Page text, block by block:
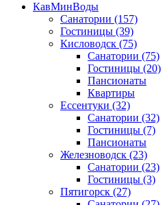
КавМинВоды
Санатории (157)
Гостиницы (39)
Кисловодск (75)
Санатории (75)
Гостиницы (20)
Пансионаты
Квартиры
Ессентуки (32)
Санатории (32)
Гостиницы (7)
Пансионаты
Железноводск (23)
Санатории (23)
Гостиницы (3)
Пятигорск (27)